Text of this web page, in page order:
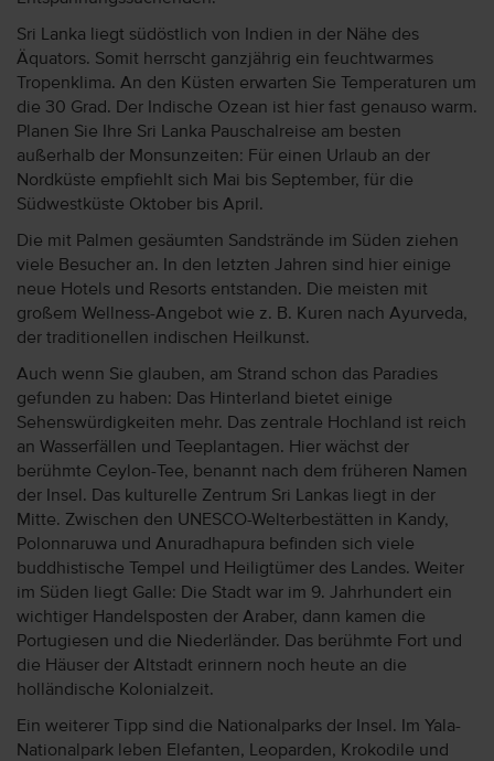
Sri Lanka liegt südöstlich von Indien in der Nähe des
Äquators. Somit herrscht ganzjährig ein feuchtwarmes
Tropenklima. An den Küsten erwarten Sie Temperaturen um
die 30 Grad. Der Indische Ozean ist hier fast genauso warm.
Planen Sie Ihre Sri Lanka Pauschalreise am besten
außerhalb der Monsunzeiten: Für einen Urlaub an der
Nordküste empfiehlt sich Mai bis September, für die
Südwestküste Oktober bis April.
Die mit Palmen gesäumten Sandstrände im Süden ziehen
viele Besucher an. In den letzten Jahren sind hier einige
neue Hotels und Resorts entstanden. Die meisten mit
großem Wellness-Angebot wie z. B. Kuren nach Ayurveda,
der traditionellen indischen Heilkunst.
Auch wenn Sie glauben, am Strand schon das Paradies
gefunden zu haben: Das Hinterland bietet einige
Sehenswürdigkeiten mehr. Das zentrale Hochland ist reich
an Wasserfällen und Teeplantagen. Hier wächst der
berühmte Ceylon-Tee, benannt nach dem früheren Namen
der Insel. Das kulturelle Zentrum Sri Lankas liegt in der
Mitte. Zwischen den UNESCO-Welterbestätten in Kandy,
Polonnaruwa und Anuradhapura befinden sich viele
buddhistische Tempel und Heiligtümer des Landes. Weiter
im Süden liegt Galle: Die Stadt war im 9. Jahrhundert ein
wichtiger Handelsposten der Araber, dann kamen die
Portugiesen und die Niederländer. Das berühmte Fort und
die Häuser der Altstadt erinnern noch heute an die
holländische Kolonialzeit.
Ein weiterer Tipp sind die Nationalparks der Insel. Im Yala-
Nationalpark leben Elefanten, Leoparden, Krokodile und